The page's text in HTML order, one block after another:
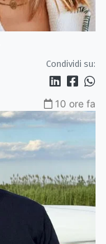
Condividi su:
10 ore fa